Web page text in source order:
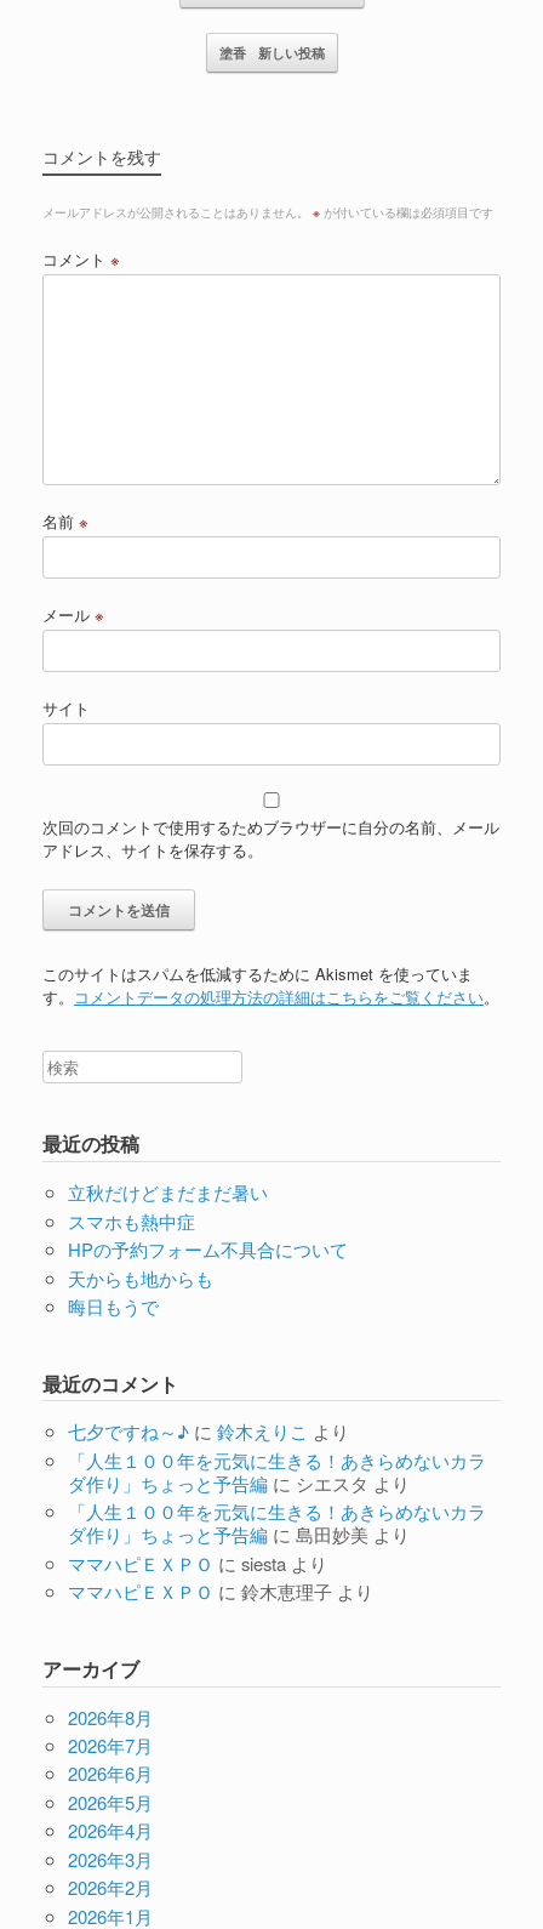
塗香 新しい投稿
コメントを残す
メールアドレスが公開されることはありません。 ※ が付いている欄は必須項目です
コメント ※
名前 ※
メール ※
サイト
次回のコメントで使用するためブラウザーに自分の名前、メール
アドレス、サイトを保存する。
このサイトはスパムを低減するために Akismet を使っていま
す。 コメントデータの処理方法の詳細はこちらをご覧ください。
最近の投稿
立秋だけどまだまだ暑い
スマホも熱中症
HPの予約フォーム不具合について
天からも地からも
晦日もうで
最近のコメント
七夕ですね～♪に 鈴木えりこ より
「人生１００年を元気に生きる！あきらめないカラ
ダ作り」ちょっと予告編に シエスタ より
「人生１００年を元気に生きる！あきらめないカラ
ダ作り」ちょっと予告編に 島田妙美 より
ママハピＥＸＰＯ に siestaより
ママハピＥＸＰＯ に 鈴木恵理子より
アーカイブ
2026年8月
2026年7月
2026年6月
2026年5月
2026年4月
2026年3月
2026年2月
2026年1月